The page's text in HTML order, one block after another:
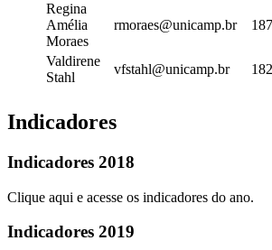
Regina
Amélia
Moraes
rmoraes@unicamp.br
Valdirene
Stahl
vfstahl@unicamp.br
Indicadores
Indicadores 2018
Clique aqui e acesse os indicadores do ano.
Indicadores 2019